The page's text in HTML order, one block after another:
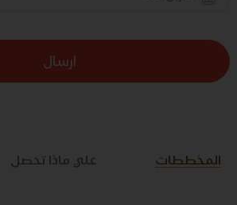
ارسال
المخططات علي ماذا تحصل